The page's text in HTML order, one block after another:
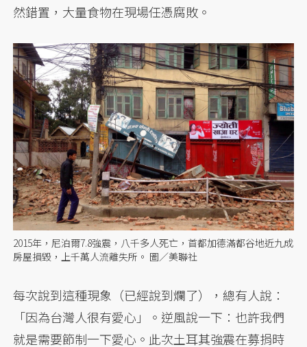
然錯置，大量食物在現場任憑腐敗。
2015年，尼泊爾7.8強震，八千多人死亡，首都加德滿都谷地近九成
房屋損毀，上千萬人流離失所。 圖／美聯社
每次說到這種現象（已經說到爛了），總有人說：
「因為台灣人很有愛心」。逆風說一下：也許我們
就是需要節制一下愛心。此次土耳其強震在募捐時